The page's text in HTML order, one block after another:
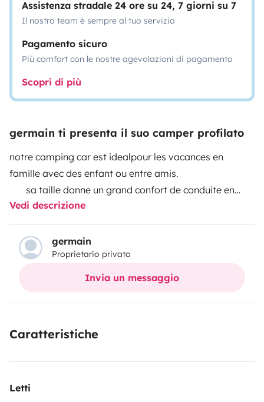
Assistenza stradale 24 ore su 24, 7 giorni su 7
Il nostro team è sempre al tuo servizio
Pagamento sicuro
Più comfort con le nostre agevolazioni di pagamento
Scopri di più
germain ti presenta il suo camper profilato
notre camping car est idealpour les vacances en
famille avec des enfant ou entre amis.
sa taille donne un grand confort de conduite en
étant spacieux et bien amenager à l,interieur
vous avez la possibilité de garer votre vehicule
dans notre cour securisée
n,hisitez pas de poser des question dans l,objet du
voyage
Vedi descrizione
germain
Proprietario privato
Invia un messaggio
Caratteristiche
Letti